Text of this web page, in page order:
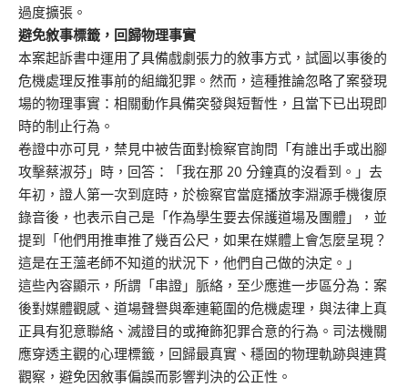
過度擴張。
避免敘事標籤，回歸物理事實
本案起訴書中運用了具備戲劇張力的敘事方式，試圖以事後的
危機處理反推事前的組織犯罪。然而，這種推論忽略了案發現
場的物理事實：相關動作具備突發與短暫性，且當下已出現即
時的制止行為。
卷證中亦可見，禁見中被告面對檢察官詢問「有誰出手或出腳
攻擊蔡淑芬」時，回答：「我在那 20 分鐘真的沒看到。」去
年初，證人第一次到庭時，於檢察官當庭播放李淵源手機復原
錄音後，也表示自己是「作為學生要去保護道場及團體」，並
提到「他們用推車推了幾百公尺，如果在媒體上會怎麼呈現？
這是在王薀老師不知道的狀況下，他們自己做的決定。」
這些內容顯示，所謂「串證」脈絡，至少應進一步區分為：案
後對媒體觀感、道場聲譽與牽連範圍的危機處理，與法律上真
正具有犯意聯絡、滅證目的或掩飾犯罪合意的行為。司法機關
應穿透主觀的心理標籤，回歸最真實、穩固的物理軌跡與連貫
觀察，避免因敘事偏誤而影響判決的公正性。